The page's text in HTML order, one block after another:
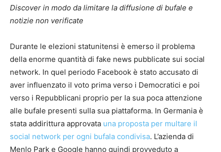
Discover in modo da limitare la diffusione di bufale e
notizie non verificate
Durante le elezioni statunitensi è emerso il problema
della enorme quantità di fake news pubblicate sui social
network. In quel periodo Facebook è stato accusato di
aver influenzato il voto prima verso i Democratici e poi
verso i Repubblicani proprio per la sua poca attenzione
alle bufale presenti sulla sua piattaforma. In Germania è
stata addirittura approvata una proposta per multare il
social network per ogni bufala condivisa. L’azienda di
Menlo Park e Google hanno quindi provveduto a